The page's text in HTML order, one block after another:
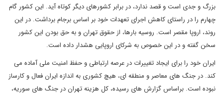
بزرگ و جدی است و قصد ندارد، در برابر کشورهای دیگر کوتاه آید. این کشور گام
چهارم را در راستای کاهش اجرای تعهدات خود بر اساس برجام برداشت. در این
روند، اروپا مقصر است. روسیه بارها، از حقوق تهران و به حق بودن این کشور
سخن گفته و در این خصوص به شرکای اروپایی هشدار داده است.
ایران خود را برای ایجاد تغییرات در عرصه ارتباطی و حفظ امنیت ملی آماده می
کند. در جنگ های معاصر و منطقه ای، هیچ کشوری به اندازه ایران فعال و کارساز
نبوده است. براساس گزارش های رسیده، کل هزینه تهران در جنگ های سوریه،